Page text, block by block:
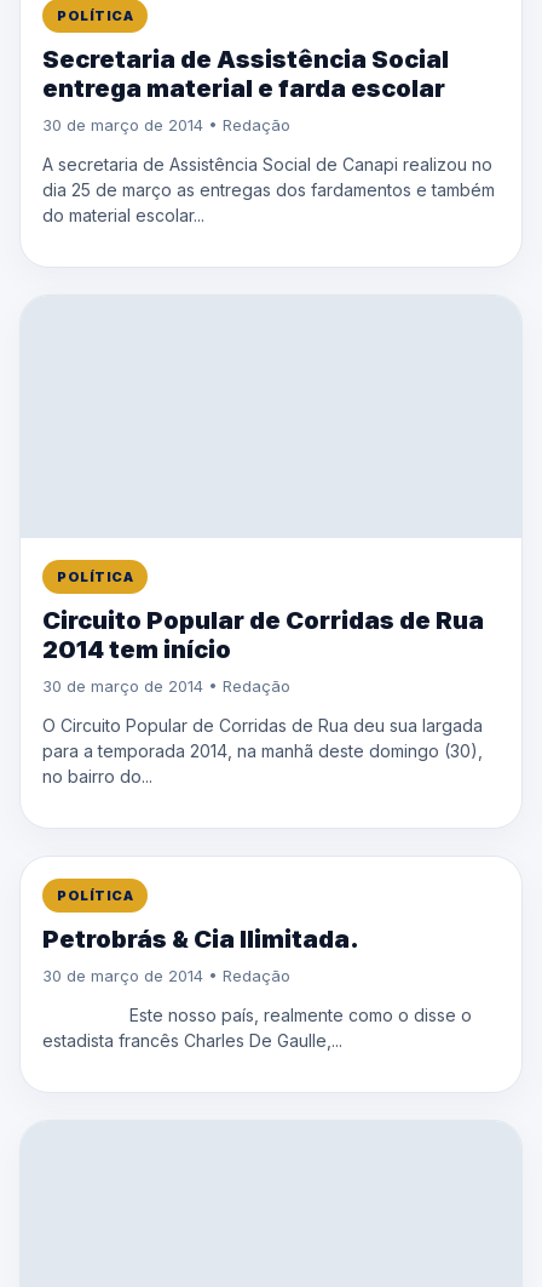
POLÍTICA
Secretaria de Assistência Social
entrega material e farda escolar
30 de março de 2014 • Redação
A secretaria de Assistência Social de Canapi realizou no
dia 25 de março as entregas dos fardamentos e também
do material escolar...
POLÍTICA
Circuito Popular de Corridas de Rua
2014 tem início
30 de março de 2014 • Redação
O Circuito Popular de Corridas de Rua deu sua largada
para a temporada 2014, na manhã deste domingo (30),
no bairro do...
POLÍTICA
Petrobrás & Cia Ilimitada.
30 de março de 2014 • Redação
Este nosso país, realmente como o disse o
estadista francês Charles De Gaulle,...